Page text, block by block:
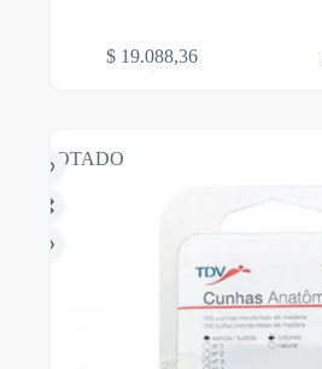
$ 19.088,36
AGOTADO